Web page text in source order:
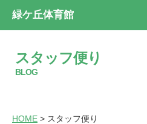
緑ケ丘体育館
スタッフ便り
BLOG
HOME > スタッフ便り